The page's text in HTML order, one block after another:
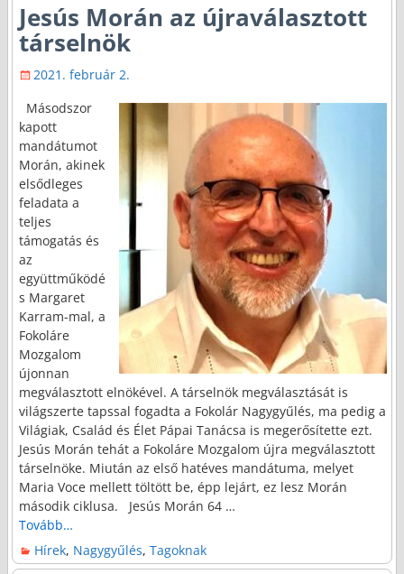
Jesús Morán az újraválasztott
társelnök
2021. február 2.
Másodszor
kapott
mandátumot
Morán, akinek
elsődleges
feladata a
teljes
támogatás és
az
együttműködé
s Margaret
Karram-mal, a
Fokoláre
Mozgalom
újonnan
megválasztott elnökével. A társelnök megválasztását is
világszerte tapssal fogadta a Fokolár Nagygyűlés, ma pedig a
Világiak, Család és Élet Pápai Tanácsa is megerősítette ezt.
Jesús Morán tehát a Fokoláre Mozgalom újra megválasztott
társelnöke. Miután az első hatéves mandátuma, melyet
Maria Voce mellett töltött be, épp lejárt, ez lesz Morán
második ciklusa. Jesús Morán 64 …
Tovább…
Hírek, Nagygyűlés,Tagoknak